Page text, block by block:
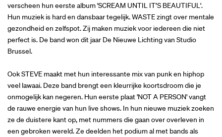
verscheen hun eerste album 'SCREAM UNTIL IT’S BEAUTIFUL'.
Hun muziek is hard en dansbaar tegelijk. WASTE zingt over mentale
gezondheid en zelfspot. Zij maken muziek voor iedereen die niet
perfect is. De band won dit jaar De Nieuwe Lichting van Studio
Brussel.
Ook STEVE maakt met hun interessante mix van punk en hiphop
veel lawaai. Deze band brengt een kleurrijke koortsdroom die je
onmogelijk kan negeren. Hun eerste plaat 'NOT A PERSON' vangt
de rauwe energie van hun live shows. In hun nieuwe muziek zoeken
ze de duistere kant op, met nummers die gaan over overleven in
een gebroken wereld. Ze deelden het podium al met bands als